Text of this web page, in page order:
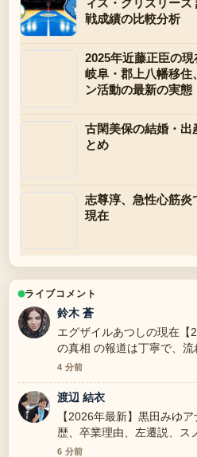
ィス・グリズリー
戦成績の比較分析
2025年近藤正臣の
岐阜・郡上八幡移住
ン活動の最新の実態
古閑美保の結婚・出
とめ
志尊淳、急性心筋炎
現在
ライブコメント
鈴木 蒼
エグザイルあつしの現在【
の真相 の報道は丁寧で、流
4 分前
渡辺 結衣
【2026年最新】黒田みゆ
歴、卒業理由、左遷説、ス
全解説 周辺の検証がしっか
6 分前